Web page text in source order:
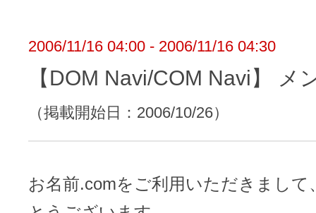
登録情報変更
ドメインの登録/更新/移管料金
料金一覧
コラム
中古ドメインのSEO効果は？
必要なのはアイディアだけ！ 専門
も、AIにまかせてホームページを簡
AIホームページパック
レンタルDNS/セカンダリDNS
DNS管理サービス
不要になったドメインを安全・簡単
お名前.com Naviご利用ガイ
サーバー設定のご案内
設定ガイド一覧
2006/11/16 04:00 - 2006/11/16 04:30
【DOM Navi/COM Navi】 メ
（掲載開始日：2006/10/26）
お名前.comをご利用いただきまして